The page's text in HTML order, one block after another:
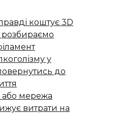
коштує 3D
у
до
або мережа
витрати на